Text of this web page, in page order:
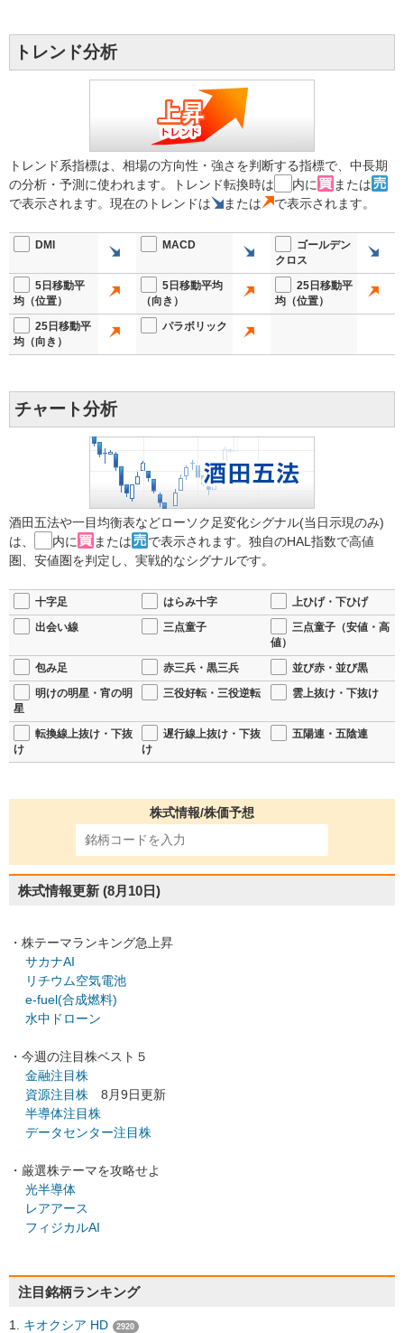
トレンド分析
トレンド系指標は、相場の方向性・強さを判断する指標で、中長期
の分析・予測に使われます。トレンド転換時は
内に
または
で表示されます。現在のトレンドは
または で表示されます。
DMI MACD
ゴールデン
クロス
5日移動平
均（位置）
5日移動平均
（向き）
25日移動平
均（位置）
25日移動平
均（向き）
パラボリック
チャート分析
酒田五法や一目均衡表などローソク足変化シグナル(当日示現のみ)
は、
内に または
で表示されます。独自のHAL指数で高値
圏、安値圏を判定し、実戦的なシグナルです。
十字足 はらみ十字
上ひげ・下ひげ
出会い線
三点童子
三点童子（安値・高
値）
包み足
赤三兵・黒三兵
並び赤・並び黒
明けの明星・宵の明
星
三役好転・三役逆転 雲上抜け・下抜け
転換線上抜け・下抜
け
遅行線上抜け・下抜
け
五陽連・五陰連
株式情報/株価予想
株式情報更新 (8月10日)
・株テーマランキング急上昇
サカナAI
リチウム空気電池
e-fuel(合成燃料)
水中ドローン
・今週の注目株ベスト５
金融注目株
資源注目株 8月9日更新
半導体注目株
データセンター注目株
・厳選株テーマを攻略せよ
光半導体
レアアース
フィジカルAI
注目銘柄ランキング
キオクシア HD 2920